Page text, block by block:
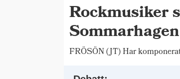
Rockmusiker
Sommarhagen
FRÖSÖN (JT) Har